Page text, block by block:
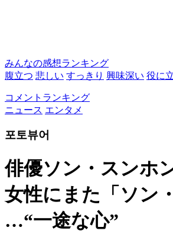
みんなの感想ランキング
腹立つ 悲しい すっきり 興味深い 役に
コメントランキング
ニュース エンタメ
포토뷰어
俳優ソン・スンホ
女性にまた「ソン
…“一途な心”